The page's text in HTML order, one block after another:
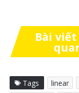
Bài
Tags linear